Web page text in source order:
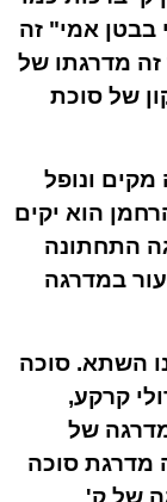
בבטן אמי" זה
מדרגתו של
של סוכת
ונופל
הוא יקים
התחתונה
במדרגה
השתא. סוכה
קרקע,
של
מדרגת סוכה
של ק'